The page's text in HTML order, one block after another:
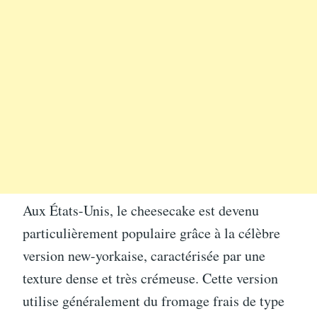
Aux États-Unis, le cheesecake est devenu
particulièrement populaire grâce à la célèbre
version new-yorkaise, caractérisée par une
texture dense et très crémeuse. Cette version
utilise généralement du fromage frais de type